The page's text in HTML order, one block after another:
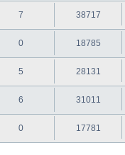
7 38717
0 18785
5 28131
6 31011
0 17781